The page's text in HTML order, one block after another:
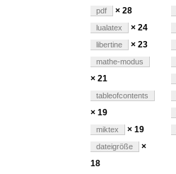
pdf × 28
lualatex × 24
libertine × 23
mathe-modus
× 21
tableofcontents
× 19
miktex × 19
dateigröße
×
18